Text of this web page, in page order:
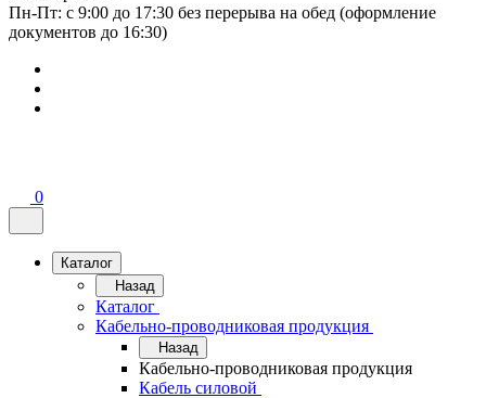
Пн-Пт: с 9:00 до 17:30 без перерыва на обед (оформление
документов до 16:30)
0
Каталог
Назад
Каталог
Кабельно-проводниковая продукция
Назад
Кабельно-проводниковая продукция
Кабель силовой